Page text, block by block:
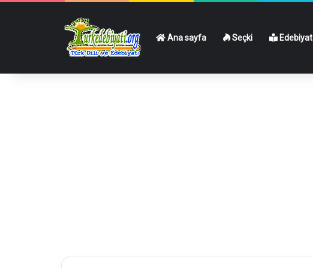
Ana sayfa Seçki Edebiyat